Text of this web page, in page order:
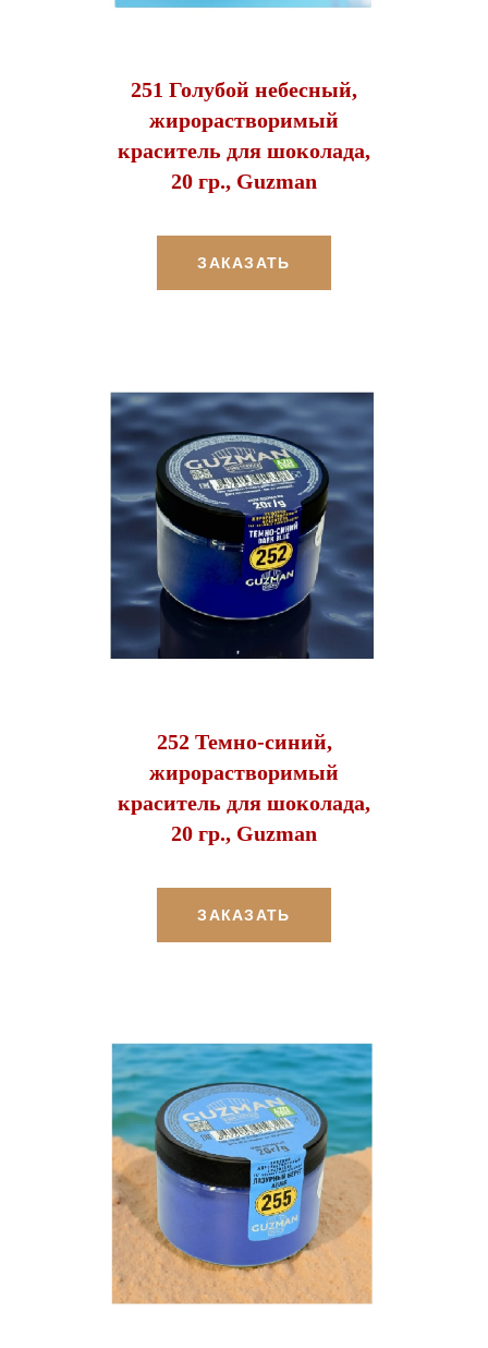
251 Голубой небесный,
жирорастворимый
краситель для шоколада,
20 гр., Guzman
ЗАКАЗАТЬ
252 Темно-синий,
жирорастворимый
краситель для шоколада,
20 гр., Guzman
ЗАКАЗАТЬ